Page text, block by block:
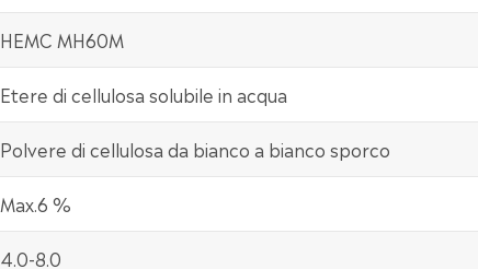
HEMC MH60M
Etere di cellulosa solubile in acqua
Polvere di cellulosa da bianco a bianco sporco
Max.6 %
4.0-8.0